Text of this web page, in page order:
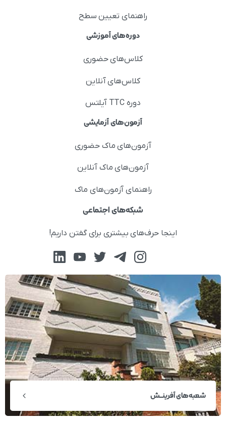
راهنمای تعیین سطح
دوره‌های آموزشی
کلاس‌های حضوری
کلاس‌های آنلاین
دوره TTC آیلتس
آزمون‌های آزمایشی
آزمون‌های ماک حضوری
آزمون‌های ماک آنلاین
راهنمای آزمون‌های ماک
شبکه‌های اجتماعی
اینجا حرف‌های بیشتری برای گفتن داریم!
شعبه‌های آفرینــش